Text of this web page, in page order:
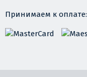
Принимаем к оплате: